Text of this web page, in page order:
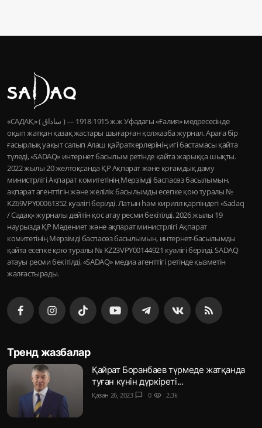
«САДАҚ» ( ساداق ) — 1915-1918 ж.ж Уфадағы «Ғалия» медресесінде
оқып жатқан қазақ жастары шығарған қолжазба журнал. Араға бір
ғасырлық уақыт салып Алаш қайраткерлерінің игі бастамасы қайта
түледі, «SADAQ» интернет басылым ретінде қайта жарыққа шықты.
2022 жылы 20 желтоқсанда ҚР Ақпарат және қоғамдық даму
министрлігі Ақпарат комитетінің Мерзімді баспасөз басылымын,
ақпарат агенттігін және желілік басылымды есепке қою туралы №
KZ69VPY00061352 куәлігі берілді. Латын һәм кирилл қарпіндегі «Sadaq
/ Садақ» журналы дейтін қос атау ресми бекітілді. 2026 жылы 19
наурызда ҚР Мәдениет және ақпарат министрлігі Ақпарат
комитетінің Мерзімді баспасөз басылымын, интернет-басылымды
қайта есепке қою туралы № KZ23VPY00144921 куәлігі берілді. SADAQ
атауы ресми бекітілді, «SADAQ» медиа агенттігі ретінде қызметін
жалғастырады.
Тренд жазбалар
Қайрат Боранбаев түрмеде жатқанда
туған күнін дүркіреті...
Қазан 26, 2023 chat_bubble 0 visibility 2.3k